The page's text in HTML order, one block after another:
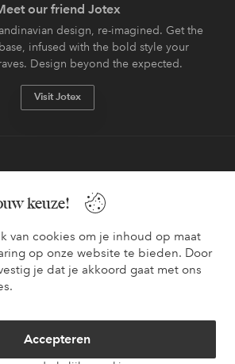
keuze!
van cookies om je inhoud op maat
op onze website te bieden. Door
je dat je akkoord gaat met ons
Accepteren
our friend Jotex
design, re-imagined. Get the
infused with the bold style your
Design beyond the expected.
Visit Jotex
weten over
onze betaalopties
Instagram Pinterest Youtube